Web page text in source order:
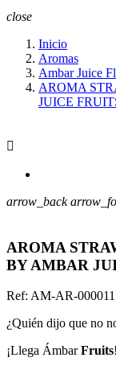
close
Inicio
Aromas
Ambar Juice
AROMA
JUICE

arrow_back
AROMA
BY AMBAR
Ref: AM-AR-000011
¿Quién dijo que no
¡Llega ÁmbarFruits!